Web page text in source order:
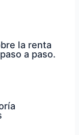
la renta
a paso.